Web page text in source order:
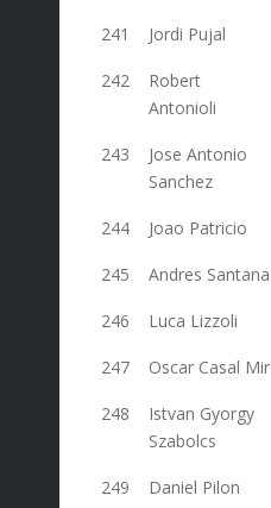
241 Jordi Pujal
242
Robert
Antonioli
243
Jose Antonio
Sanchez
244 Joao Patricio
245 Andres Santana
246 Luca Lizzoli
247 Oscar Casal Mir
248
Istvan Gyorgy
Szabolcs
249 Daniel Pilon